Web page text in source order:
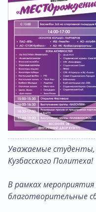
Уважаемые студенты,
Кузбасского Политеха!
В рамках
благотворительные